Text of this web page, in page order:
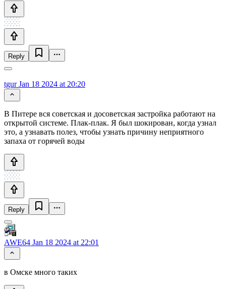
Reply
tgurJan 18 2024 at 20:20
В Питере вся советская и досоветская застройка работают на
открытой системе. Плак-плак. Я был шокирован, когда узнал
это, а узнавать полез, чтобы узнать причину неприятного
запаха от горячей воды
Reply
AWE64 Jan 18 2024 at 22:01
в Омске много таких